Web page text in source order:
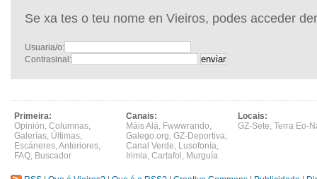
Se xa tes o teu nome en Vieiros, podes acceder
Usuaria/o:
Contrasinal:
Primeira:
Opinión, Columnas,
Galerías, Últimas,
Escáneres,Anteriores,
FAQ, Buscador
Canais:
Máis Alá, Fwwwrando,
Galego.org, GZ-Deportiva,
Canal Verde, Lusofonía,
Irimia, Cartafol , Murguía
Locais:
GZ-Sete, Terra Eo-